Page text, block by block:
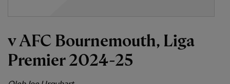
v AFC Bournemouth, Liga
Premier 2024-25